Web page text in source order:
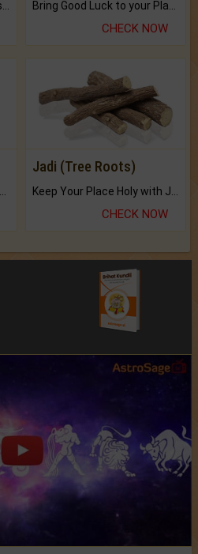
CHECK NOW
Jadi (Tree Roots)
CHECK NOW